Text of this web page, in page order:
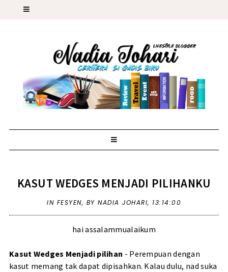
KASUT WEDGES MENJADI PILIHANKU
IN FESYEN, BY NADIA JOHARI, 13:14:00
hai assalammualaikum
Kasut Wedges Menjadi pilihan - Perempuan dengan
kasut memang tak dapat dipisahkan. Kalau dulu, nad suka